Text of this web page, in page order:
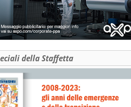
della Staffetta